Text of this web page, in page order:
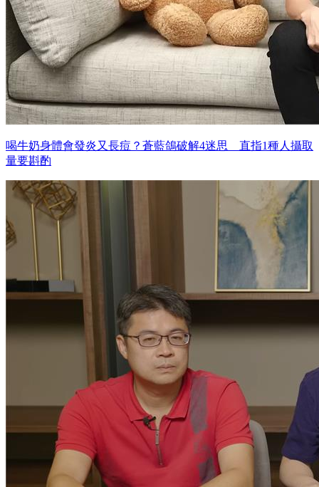
喝牛奶身體會發炎又長痘？蒼藍鴿破解4迷思 直指1種人攝取
量要斟酌